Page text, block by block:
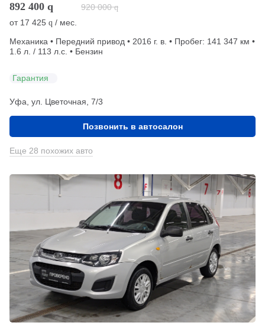
892 400 q 920 000 q
от 17 425 q / мес.
Механика • Передний привод • 2016 г. в. • Пробег: 141 347 км •
1.6 л. / 113 л.с. • Бензин
Гарантия
Уфа, ул. Цветочная, 7/3
Позвонить в автосалон
Еще 28 похожих авто